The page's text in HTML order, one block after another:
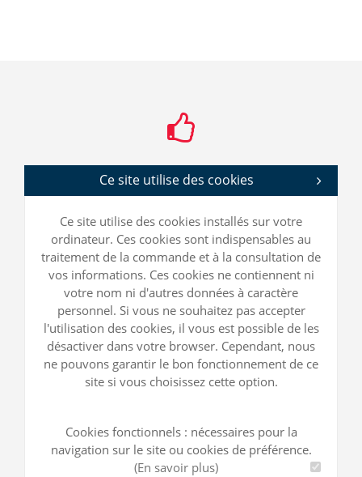
Ce site utilise des cookies
Ce site utilise des cookies installés sur votre
ordinateur. Ces cookies sont indispensables au
traitement de la commande et à la consultation de
vos informations. Ces cookies ne contiennent ni
votre nom ni d'autres données à caractère
personnel. Si vous ne souhaitez pas accepter
l'utilisation des cookies, il vous est possible de les
désactiver dans votre browser. Cependant, nous
ne pouvons garantir le bon fonctionnement de ce
site si vous choisissez cette option.
Cookies fonctionnels : nécessaires pour la
navigation sur le site ou cookies de préférence.
(En savoir plus)